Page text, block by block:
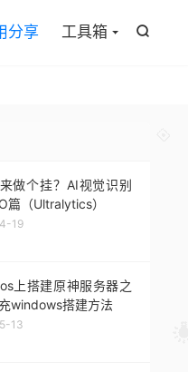

分享 工具箱
做个挂？AI视觉识别
篇（Ultralytics）
19
上搭建原神服务器之
windows搭建方法
13